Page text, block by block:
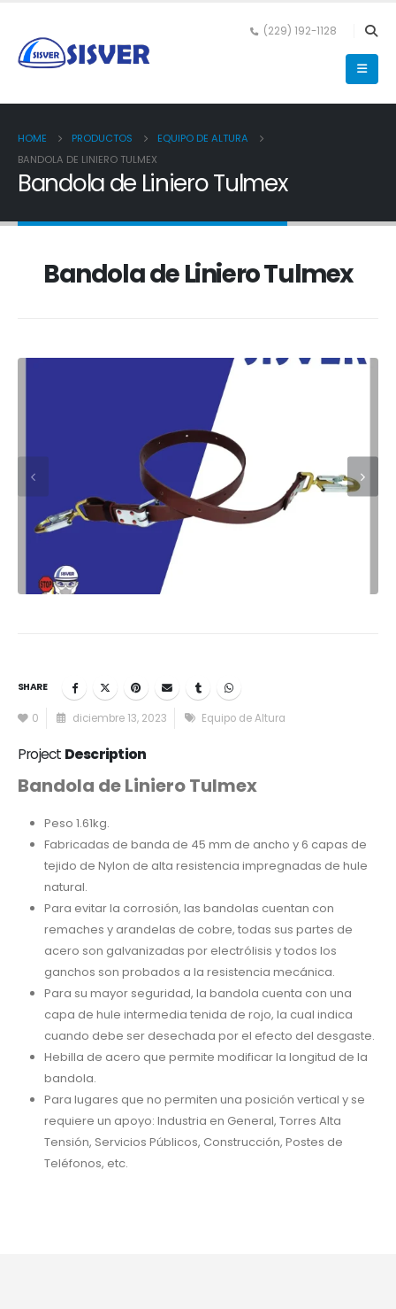
(229) 192-1128
HOME PRODUCTOS
EQUIPO DE ALTURA
BANDOLA DE LINIERO TULMEX
Bandola de Liniero Tulmex
Bandola de Liniero Tulmex
SHARE
0 diciembre 13, 2023 Equipo de Altura
Project Description
Bandola de Liniero Tulmex
Peso 1.61kg.
Fabricadas de banda de 45 mm de ancho y 6 capas de
tejido de Nylon de alta resistencia impregnadas de hule
natural.
Para evitar la corrosión, las bandolas cuentan con
remaches y arandelas de cobre, todas sus partes de
acero son galvanizadas por electrólisis y todos los
ganchos son probados a la resistencia mecánica.
Para su mayor seguridad, la bandola cuenta con una
capa de hule intermedia tenida de rojo, la cual indica
cuando debe ser desechada por el efecto del desgaste.
Hebilla de acero que permite modificar la longitud de la
bandola.
Para lugares que no permiten una posición vertical y se
requiere un apoyo: Industria en General, Torres Alta
Tensión, Servicios Públicos, Construcción, Postes de
Teléfonos, etc.